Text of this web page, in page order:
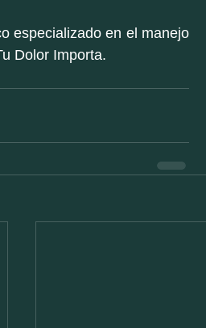
especializado en el manejo
Dolor Importa.